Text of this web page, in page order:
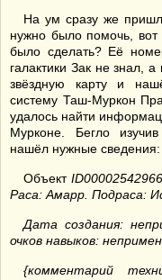
На ум сразу же
нужно было помочь,
было сделать? Её
галактики Зак не знал,
звёздную карту и
систему Таш-Муркон
удалось найти
Мурконе. Бегло
нашёл нужные сведения:
Объект
Раса: Амарр. Подраса:
Дата создания:
очков навыков:
{комментарий